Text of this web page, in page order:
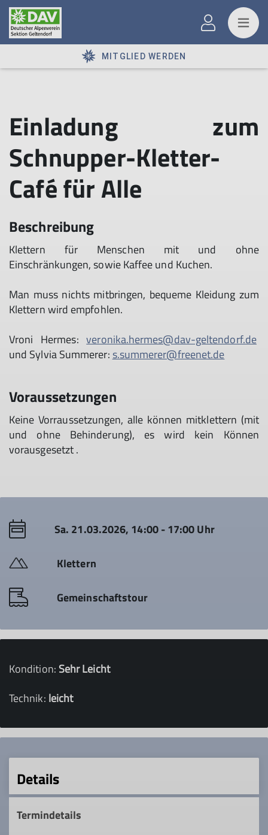
MITGLIED WERDEN
Einladung zum
Schnupper-Kletter-
Café für Alle
Beschreibung
Klettern für Menschen mit und ohne
Einschränkungen, sowie Kaffee und Kuchen.
Man muss nichts mitbringen, bequeme Kleidung zum
Klettern wird empfohlen.
Vroni Hermes:veronika.hermes@dav-geltendorf.de
und Sylvia Summerer: s.summerer@freenet.de
Voraussetzungen
Keine Vorraussetzungen, alle können mitklettern (mit
und ohne Behinderung), es wird kein Können
vorausgesetzt .
Sa. 21.03.2026, 14:00 - 17:00 Uhr
Klettern
Gemeinschaftstour
Kondition: Sehr Leicht
Technik: leicht
Details
Termindetails